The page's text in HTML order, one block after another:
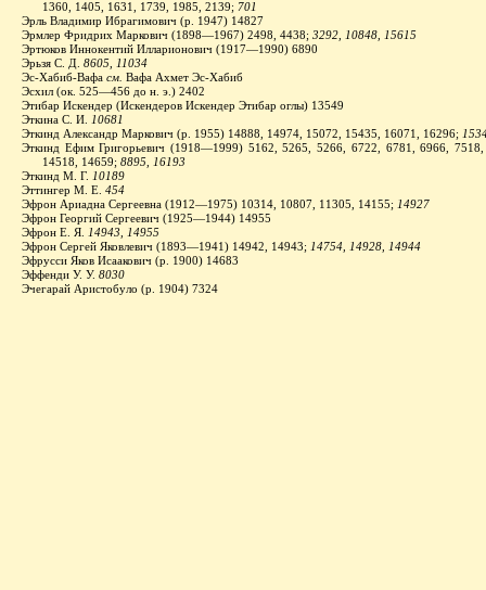
1360, 1405, 1631, 1739, 1985, 2139; 701
Эрль Владимир Ибрагимович (р. 1947) 14827
Эрмлер Фридрих Маркович (1898—1967) 2498, 4438; 3292, 10848, 15615
Эртюков Иннокентий Илларионович (1917—1990) 6890
Эрьзя С. Д. 8605, 11034
Эс-Хабиб-Вафа см. Вафа Ахмет Эс-Хабиб
Эсхил (ок. 525—456 до н. э.) 2402
Этибар Искендер (Искендеров Искендер Этибар оглы) 13549
Эткина С. И. 10681
Эткинд Александр Маркович (р. 1955) 14888, 14974, 15072, 15435, 16071, 16296;
Эткинд Ефим Григорьевич (1918—1999) 5162, 5265, 5266, 6722, 6781, 6966,
14518, 14659; 8895, 16193
Эткинд М. Г. 10189
Эттингер М. Е. 454
Эфрон Ариадна Сергеевна (1912—1975) 10314, 10807, 11305, 14155; 14927
Эфрон Георгий Сергеевич (1925—1944) 14955
Эфрон Е. Я. 14943, 14955
Эфрон Сергей Яковлевич (1893—1941) 14942, 14943; 14754, 14928, 14944
Эфрусси Яков Исаакович (р. 1900) 14683
Эффенди У. У. 8030
Эчегарай Аристобуло (р. 1904) 7324